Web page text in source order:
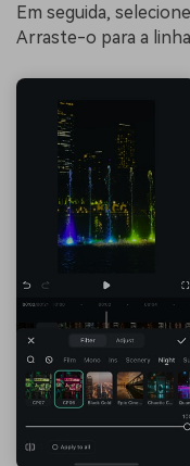
Em seguida,
Arraste-o para a